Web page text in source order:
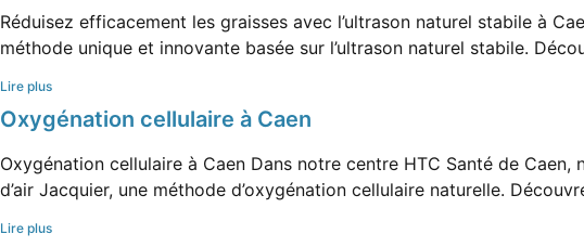
Réduisez efficacement les graisses avec l’ultrason naturel stabile à
méthode unique et innovante basée sur l’ultrason naturel stabile.
Lire plus
Oxygénation cellulaire à Caen
Oxygénation cellulaire à Caen Dans notre centre HTC Santé de
d’air Jacquier, une méthode d’oxygénation cellulaire naturelle.
Lire plus